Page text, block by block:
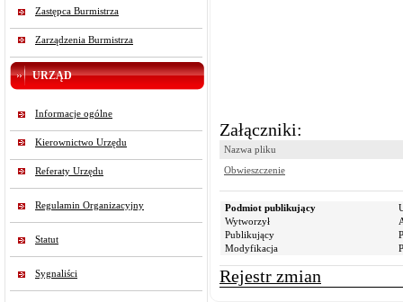
Zastępca Burmistrza
Zarządzenia Burmistrza
URZĄD
Informacje ogólne
Kierownictwo Urzędu
Referaty Urzędu
Regulamin Organizacyjny
Statut
Sygnaliści
Załączniki:
Nazwa pliku
Obwieszczenie
Podmiot publikujący
Wytworzył
Publikujący
Modyfikacja
Rejestr zmian